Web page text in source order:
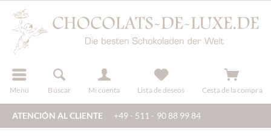
Menú Buscar Mi cuenta
registro Lista de deseos Cesta de la compra
ATENCIÓN AL CLIENTE +49 - 511 - 90 88 99 84